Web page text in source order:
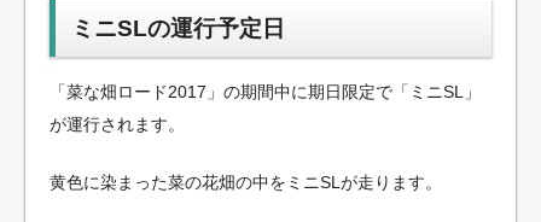
ミニSLの運行予定日
「菜な畑ロード2017」の期間中に期日限定で「ミニSL」
が運行されます。
黄色に染まった菜の花畑の中をミニSLが走ります。